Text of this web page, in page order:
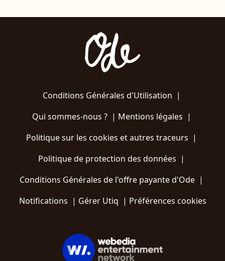
Conditions Générales d'Utilisation |
Qui sommes-nous ?| Mentions légales |
Politique sur les cookies et autres traceurs |
Politique de protection des données |
Conditions Générales de l'offre payante d'Ode |
Notifications | Gérer Utiq | Préférences cookies